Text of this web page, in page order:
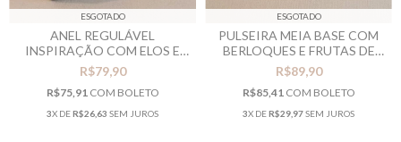
ESGOTADO
ANEL REGULÁVEL
INSPIRAÇÃO COM ELOS E
MINI ESFERAS
R$79,90
R$75,91 COM BOLETO
3X DER$26,63 SEM JUROS
ESGOTADO
PULSEIRA MEIA BASE COM
BERLOQUES E FRUTAS DE
RESINA
R$89,90
R$85,41 COM BOLETO
3X DER$29,97SEM JUROS